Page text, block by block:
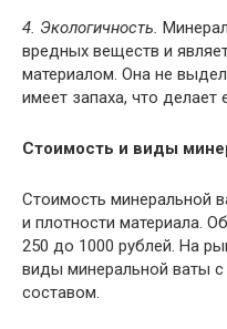
4. Экологичность.
вредных веществ и
материалом. Она не
имеет запаха, что
Стоимость и виды
Стоимость минеральной
и плотности материала.
250 до 1000 рублей. На
виды минеральной ваты
составом.